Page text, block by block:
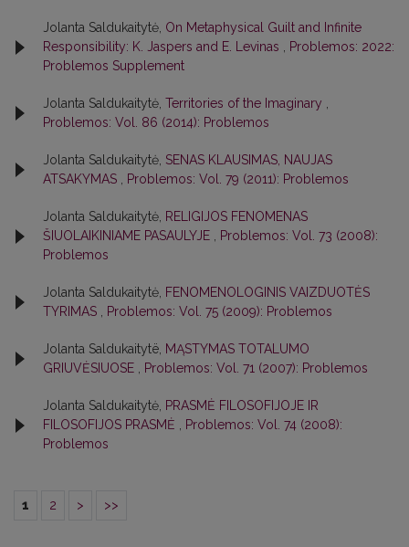
Jolanta Saldukaitytė, On Metaphysical Guilt and Infinite
Responsibility: K. Jaspers and E. Levinas
Problemos: 2022:
Problemos Supplement
Jolanta Saldukaitytė, Territories of the Imaginary
Problemos: Vol. 86 (2014): Problemos
Jolanta Saldukaitytė, SENAS KLAUSIMAS, NAUJAS
ATSAKYMAS
Problemos: Vol. 79 (2011): Problemos
Jolanta Saldukaitytė, RELIGIJOS FENOMENAS
ŠIUOLAIKINIAME PASAULYJE
Problemos: Vol. 73 (2008):
Problemos
Jolanta Saldukaitytė, FENOMENOLOGINIS VAIZDUOTĖS
TYRIMAS
Problemos: Vol. 75 (2009): Problemos
Jolanta Saldukaitytë, MĄSTYMAS TOTALUMO
GRIUVĖSIUOSE
Problemos: Vol. 71 (2007): Problemos
Jolanta Saldukaitytė, PRASMĖ FILOSOFIJOJE IR
FILOSOFIJOS PRASMĖ
Problemos: Vol. 74 (2008):
Problemos
1 2 > >>